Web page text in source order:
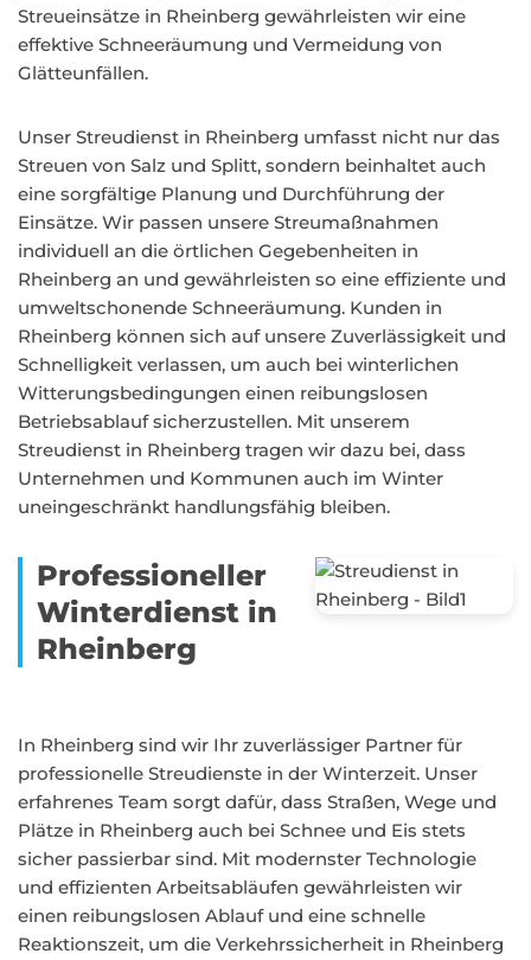
Streueinsätze in Rheinberg gewährleisten wir eine
effektive Schneeräumung und Vermeidung von
Glätteunfällen.
Unser Streudienst in Rheinberg umfasst nicht nur das
Streuen von Salz und Splitt, sondern beinhaltet auch
eine sorgfältige Planung und Durchführung der
Einsätze. Wir passen unsere Streumaßnahmen
individuell an die örtlichen Gegebenheiten in
Rheinberg an und gewährleisten so eine effiziente und
umweltschonende Schneeräumung. Kunden in
Rheinberg können sich auf unsere Zuverlässigkeit und
Schnelligkeit verlassen, um auch bei winterlichen
Witterungsbedingungen einen reibungslosen
Betriebsablauf sicherzustellen. Mit unserem
Streudienst in Rheinberg tragen wir dazu bei, dass
Unternehmen und Kommunen auch im Winter
uneingeschränkt handlungsfähig bleiben.
Professioneller
Winterdienst in
Rheinberg
In Rheinberg sind wir Ihr zuverlässiger Partner für
professionelle Streudienste in der Winterzeit. Unser
erfahrenes Team sorgt dafür, dass Straßen, Wege und
Plätze in Rheinberg auch bei Schnee und Eis stets
sicher passierbar sind. Mit modernster Technologie
und effizienten Arbeitsabläufen gewährleisten wir
einen reibungslosen Ablauf und eine schnelle
Reaktionszeit, um die Verkehrssicherheit in Rheinberg